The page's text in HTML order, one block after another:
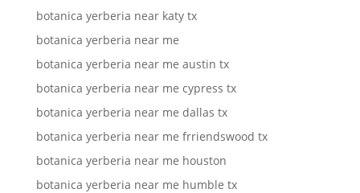
botanica yerberia near katy tx
botanica yerberia near me
botanica yerberia near me austin tx
botanica yerberia near me cypress tx
botanica yerberia near me dallas tx
botanica yerberia near me frriendswood tx
botanica yerberia near me houston
botanica yerberia near me humble tx